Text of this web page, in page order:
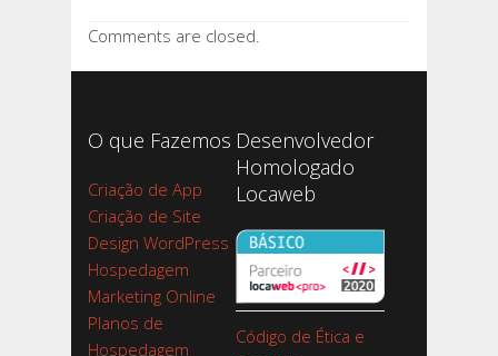
Comments are closed.
O que Fazemos
Criação de App
Criação de Site
Design WordPress
Hospedagem
Marketing Online
Planos de
Hospedagem
Desenvolvedor
Homologado
Locaweb
Código de Ética e